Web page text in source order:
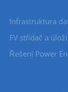
Infrastruktura
FV střídač a
Řešení Power